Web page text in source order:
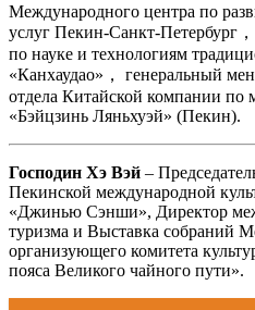
Международного центра по
услуг Пекин-Санкт-Петербург
по науке и технологиям
«Канхаудао»， генеральный
отдела Китайской компании по
«Бэйцзинь Ляньхуэй» (Пекин).
Господин Хэ Вэй –
Пекинской международной
«Джинью Сэнши», Директор
туризма и Выставка собраний
организующего комитета
пояса Великого чайного пути».